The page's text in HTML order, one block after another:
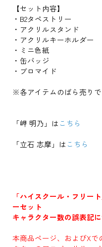
【セット内容】
・B2タペストリー
・アクリルスタンド
・アクリルキーホルダー
・ミニ色紙
・缶バッジ
・ブロマイド
※各アイテムのばら売りで
「岬 明乃」は こちら
「立石 志摩」は こちら
「ハイスクール・フリー
ーセット
キャラクター数の誤表記
本商品ページ、およびXで